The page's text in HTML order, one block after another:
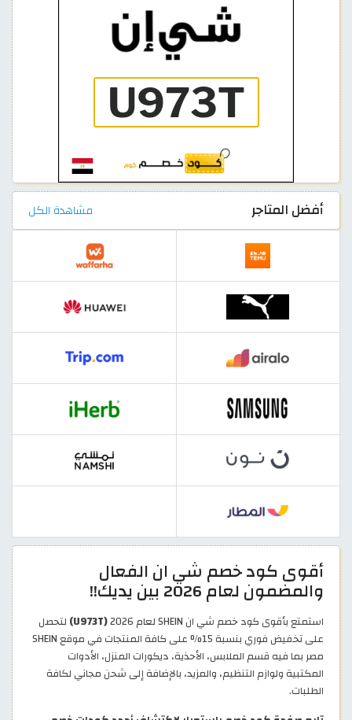
أفضل المتاجر مشاهدة الكل
أقوى كود خصم شي ان الفعال
والمضمون لعام 2026 بين يديك!!
استمتع بأقوى كود خصم شي ان SHEIN لعام 2026 (U973T)
لتحصل
على تخفيض فوري بنسبة 15% على كافة المنتجات في موقع SHEIN
مصر بما فيه قسم الملابس، الأحذية، ديكورات المنزل، الأدوات
المكتبية ولوازم التنظيم، والمزيد، بالإضافة إلى شحن مجاني لكافة
الطلبات.